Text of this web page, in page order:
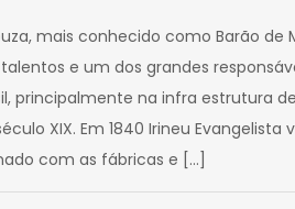
mais conhecido como Barão de
e um dos grandes
principalmente na infra estrutura de
XIX. Em 1840 Irineu Evangelista
com as fábricas e […]